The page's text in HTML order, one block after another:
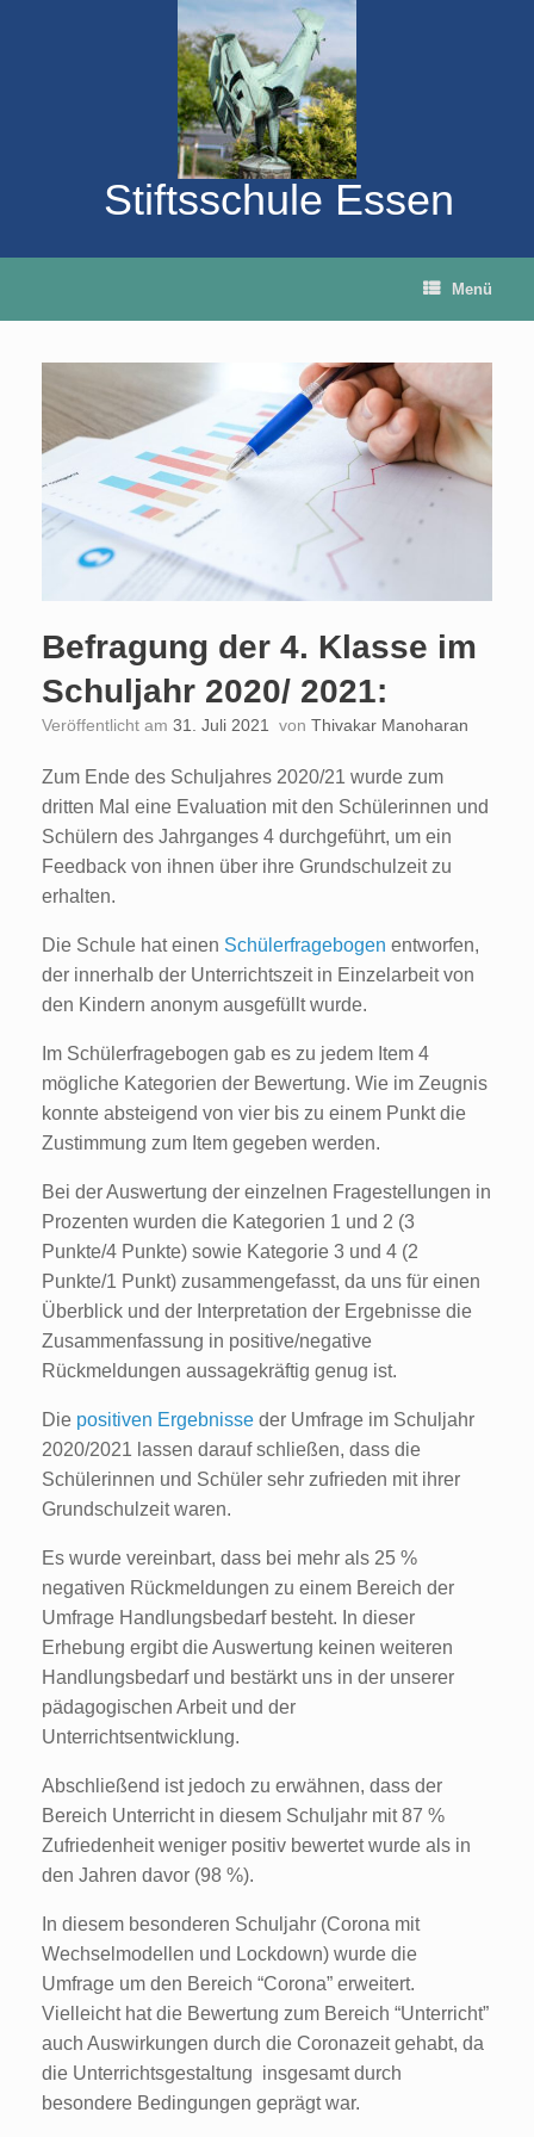
Stiftsschule Essen
Menü
Befragung der 4. Klasse im
Schuljahr 2020/ 2021:
Veröffentlicht am 31. Juli 2021 von Thivakar Manoharan
Zum Ende des Schuljahres 2020/21 wurde zum
dritten Mal eine Evaluation mit den Schülerinnen und
Schülern des Jahrganges 4 durchgeführt, um ein
Feedback von ihnen über ihre Grundschulzeit zu
erhalten.
Die Schule hat einen Schülerfragebogen entworfen,
der innerhalb der Unterrichtszeit in Einzelarbeit von
den Kindern anonym ausgefüllt wurde.
Im Schülerfragebogen gab es zu jedem Item 4
mögliche Kategorien der Bewertung. Wie im Zeugnis
konnte absteigend von vier bis zu einem Punkt die
Zustimmung zum Item gegeben werden.
Bei der Auswertung der einzelnen Fragestellungen in
Prozenten wurden die Kategorien 1 und 2 (3
Punkte/4 Punkte) sowie Kategorie 3 und 4 (2
Punkte/1 Punkt) zusammengefasst, da uns für einen
Überblick und der Interpretation der Ergebnisse die
Zusammenfassung in positive/negative
Rückmeldungen aussagekräftig genug ist.
Die positiven Ergebnisse der Umfrage im Schuljahr
2020/2021 lassen darauf schließen, dass die
Schülerinnen und Schüler sehr zufrieden mit ihrer
Grundschulzeit waren.
Es wurde vereinbart, dass bei mehr als 25 %
negativen Rückmeldungen zu einem Bereich der
Umfrage Handlungsbedarf besteht. In dieser
Erhebung ergibt die Auswertung keinen weiteren
Handlungsbedarf und bestärkt uns in der unserer
pädagogischen Arbeit und der
Unterrichtsentwicklung.
Abschließend ist jedoch zu erwähnen, dass der
Bereich Unterricht in diesem Schuljahr mit 87 %
Zufriedenheit weniger positiv bewertet wurde als in
den Jahren davor (98 %).
In diesem besonderen Schuljahr (Corona mit
Wechselmodellen und Lockdown) wurde die
Umfrage um den Bereich “Corona” erweitert.
Vielleicht hat die Bewertung zum Bereich “Unterricht”
auch Auswirkungen durch die Coronazeit gehabt, da
die Unterrichtsgestaltung insgesamt durch
besondere Bedingungen geprägt war.